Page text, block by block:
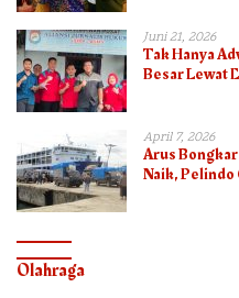
Juni 21, 2026
Tak Hanya
Besar Lewat
April 7, 2026
Arus
Naik,
Olahraga